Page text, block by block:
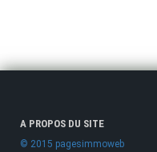
A PROPOS DU SITE
© 2015 pagesimmoweb